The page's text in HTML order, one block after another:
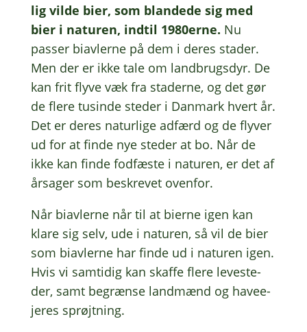
lig vilde bier, som blan­de­de sig med
bier i natu­ren, indtil 1980erne. Nu
passer biav­ler­ne på dem i deres stader.
Men der er ikke tale om land­brugs­dyr. De
kan frit flyve væk fra stader­ne, og det gør
de flere tusin­de steder i Danmark hvert år.
Det er deres natur­li­ge adfærd og de flyver
ud for at finde nye steder at bo. Når de
ikke kan finde fodfæ­ste i natu­ren, er det af
årsa­ger som beskre­vet ovenfor.
Når biav­ler­ne når til at bierne igen kan
klare sig selv, ude i natu­ren, så vil de bier
som biav­ler­ne har finde ud i natu­ren igen.
Hvis vi samti­dig kan skaffe flere leve­ste­
der, samt begræn­se land­mænd og have­e­
je­res sprøjtning.